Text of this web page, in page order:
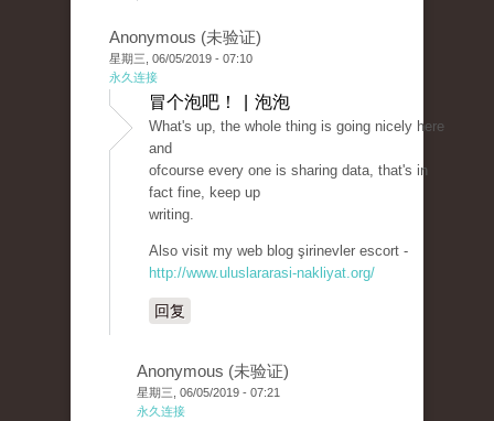
Anonymous (未验证)
星期三, 06/05/2019 - 07:10
永久连接
冒个泡吧！ | 泡泡
What's up, the whole thing is going nicely here
and
ofcourse every one is sharing data, that's in
fact fine, keep up
writing.
Also visit my web blog şirinevler escort -
http://www.uluslararasi-nakliyat.org/
回复
Anonymous (未验证)
星期三, 06/05/2019 - 07:21
永久连接